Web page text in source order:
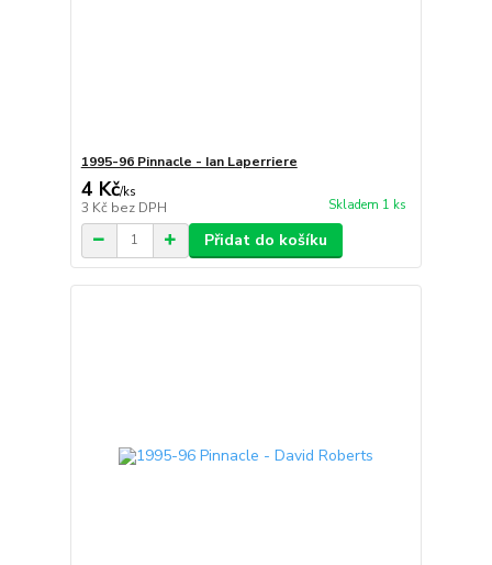
1995-96 Pinnacle - Ian Laperriere
4 Kč/ks
3 Kč bez DPH Skladem 1 ks
Přidat do košíku